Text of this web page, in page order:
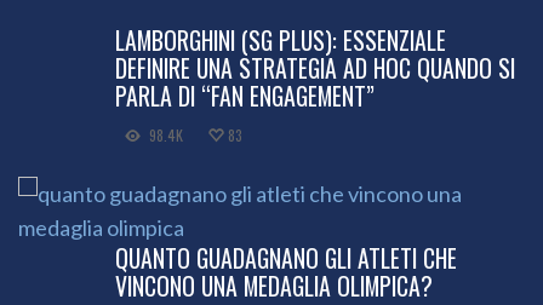
LAMBORGHINI (SG PLUS): ESSENZIALE
DEFINIRE UNA STRATEGIA AD HOC QUANDO SI
PARLA DI “FAN ENGAGEMENT”
98.4K 83
QUANTO GUADAGNANO GLI ATLETI CHE
VINCONO UNA MEDAGLIA OLIMPICA?